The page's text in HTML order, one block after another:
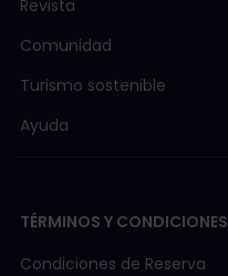
Revista
Comunidad
Turismo sostenible
Ayuda
TÉRMINOS Y CONDICIONES
Condiciones de Reserva